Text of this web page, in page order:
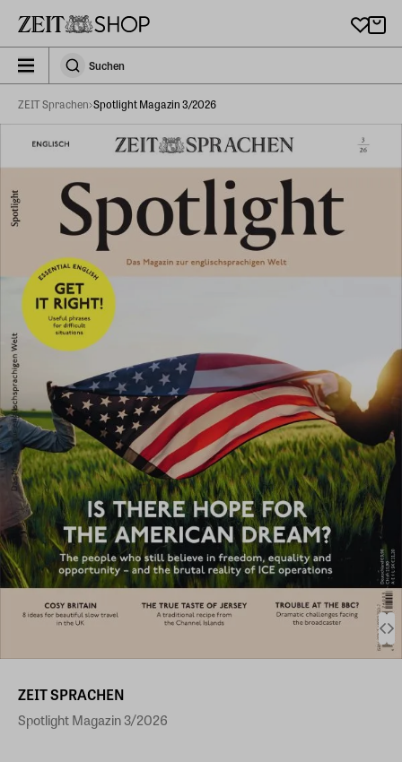
zeit_storefront.components.search.collapsed
SuchenSuchen
ZEIT Sprachen Spotlight Magazin 3/2026
ZEIT SPRACHEN
Spotlight Magazin 3/2026